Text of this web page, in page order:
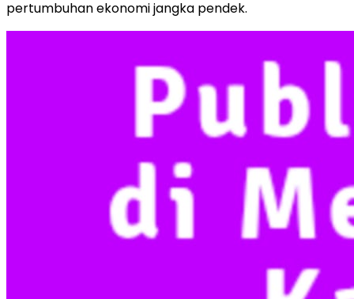
pertumbuhan ekonomi jangka pendek.